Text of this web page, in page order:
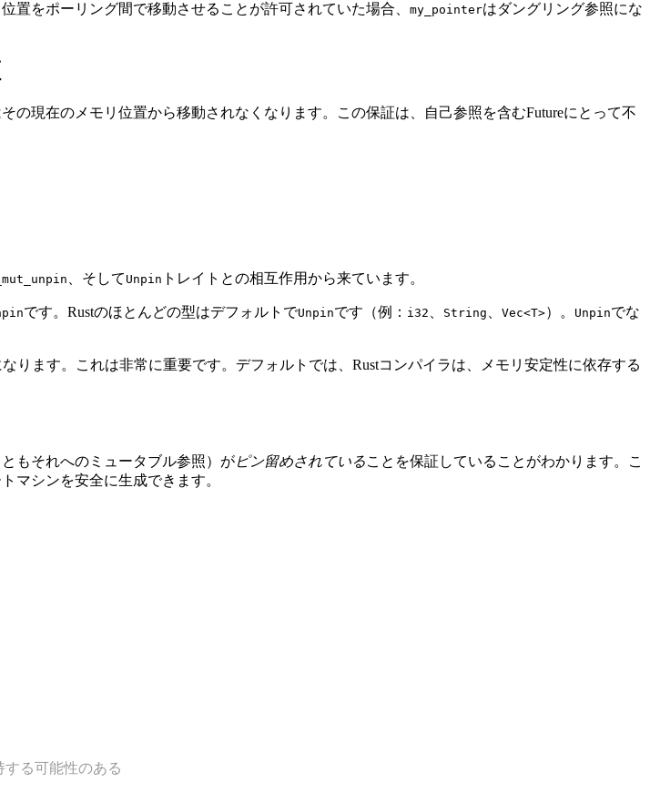
置をポーリング間で移動させることが許可されていた場合、 my_pointerはダングリング参照にな
その現在のメモリ位置から移動されなくなります。この保証は、自己参照を含むFutureにとって不
、そして Unpin トレイトとの相互作用から来ています。
です。Rustのほとんどの型はデフォルトでUnpinです（例： i32 String Vec<T>）。 Unpinでな
なります。これは非常に重要です。デフォルトでは、Rustコンパイラは、メモリ安定性に依存する
ともそれへのミュータブル参照）がピン留めされていることを保証していることがわかります。こ
マシンを安全に生成できます。
る可能性のある